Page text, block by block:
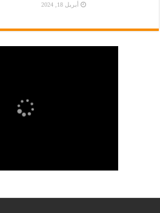
أبريل 18, 2024